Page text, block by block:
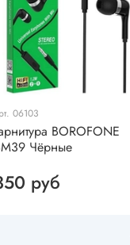
06103
BOROFONE
Чёрные
руб